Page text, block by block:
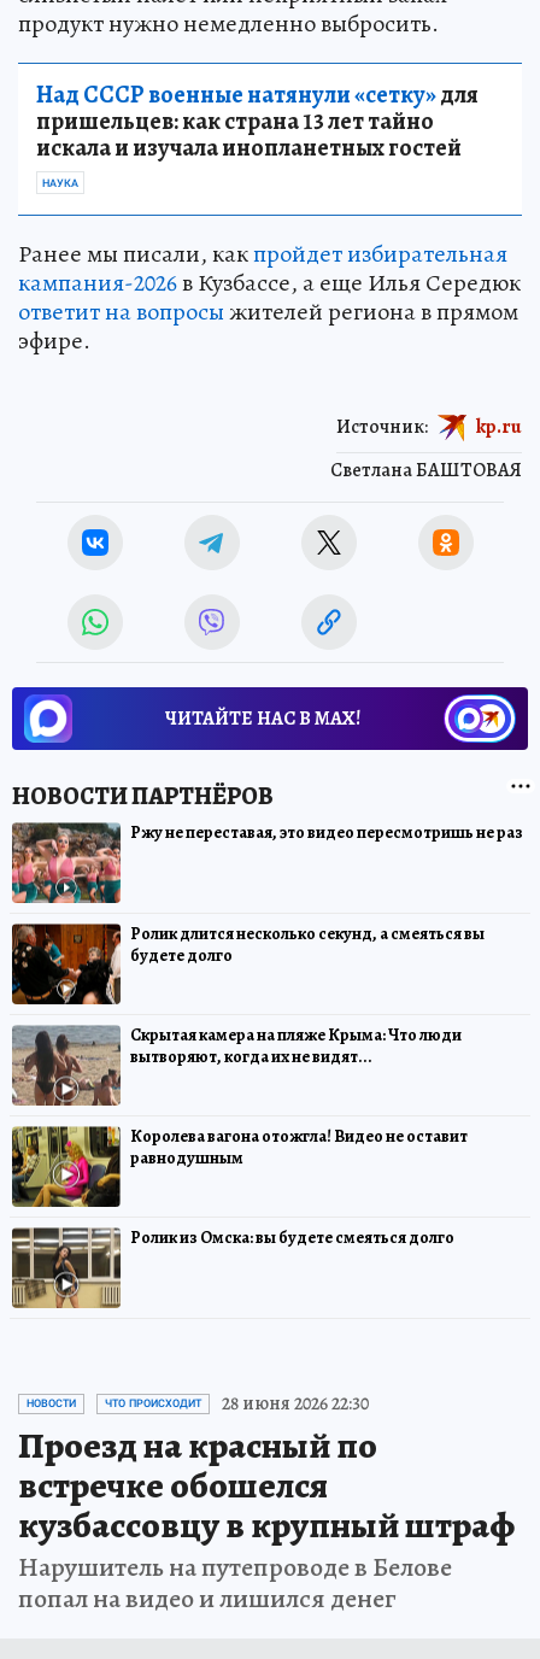
продукт нужно немедленно выбросить.
Над СССР военные натянули «сетку»для
пришельцев: как страна 13 лет тайно
искала и изучала инопланетных гостей
НАУКА
Ранее мы писали, какпройдет избирательная
кампания-2026в Кузбассе, а еще Илья Середюк
ответит на вопросыжителей региона в прямом
эфире.
Светлана БАШТОВАЯ
Источник: kp.ru
ЧИТАЙТЕ НАС В МАХ!
Ржу не переставая, это видео пересмотришь не раз
Ролик длится несколько секунд, а смеяться вы
будете долго
Скрытая камера на пляже Крыма: Что люди
вытворяют, когда их не видят...
Королева вагона отожгла! Видео не оставит
равнодушным
Ролик из Омска: вы будете смеяться долго
НОВОСТИ ЧТО ПРОИСХОДИТ 28 июня 2026 22:30
Проезд на красный по
встречке обошелся
кузбассовцу в крупный штраф
Нарушитель на путепроводе в Белове
попал на видео и лишился денег